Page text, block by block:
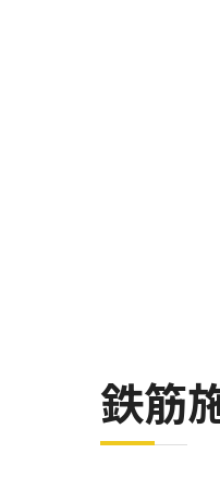
鉄筋